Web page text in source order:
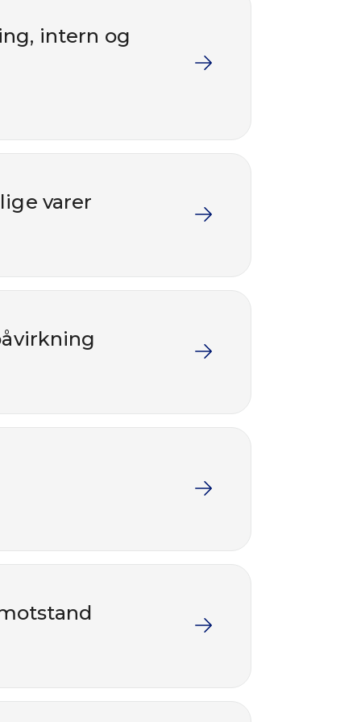
intern og
varer